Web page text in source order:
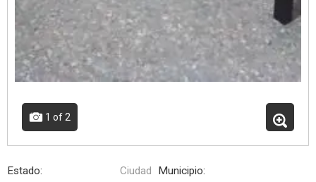
1 of 2
Estado:
Ciudad
Municipio: